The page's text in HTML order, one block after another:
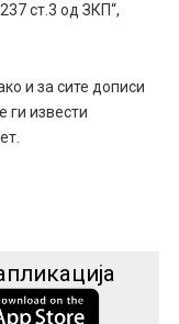
ст.3 од ЗКП“,
и за сите дописи
ги извести